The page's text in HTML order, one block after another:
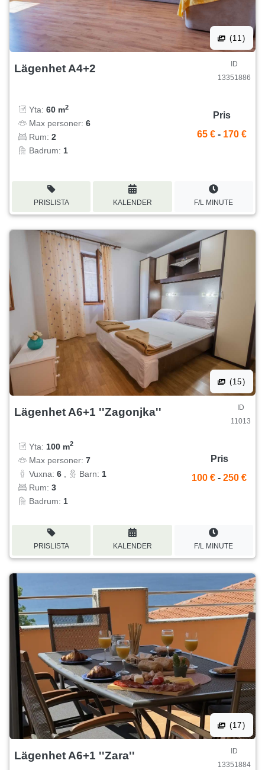
(11)
Lägenhet A4+2
ID
13351886
Yta: 60 m2
Max personer: 6
Rum: 2
Badrum: 1
Pris
65 € - 170 €
PRISLISTA KALENDER F/L MINUTE
(15)
Lägenhet A6+1 ''Zagonjka''
ID
11013
Yta: 100 m2
Max personer: 7
Vuxna: 6 Barn: 1
Rum: 3
Badrum: 1
Pris
100 € - 250 €
PRISLISTA KALENDER F/L MINUTE
(17)
Lägenhet A6+1 ''Zara''
ID
13351884